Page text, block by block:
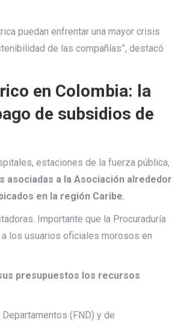
puedan enfrentar una mayor crisis
de las compañías”, destacó
en Colombia: la
de subsidios de
estaciones de la fuerza pública,
asociadas a la Asociación alrededor
en la región Caribe.
Importante que la Procuraduría
a los usuarios oficiales morosos en
presupuestos los recursos
(FND) y de